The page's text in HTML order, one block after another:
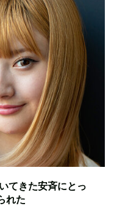
てきた安斉にとっ
れた